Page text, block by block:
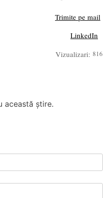
Trimite pe mail
LinkedIn
Vizualizari: 816
această știre.